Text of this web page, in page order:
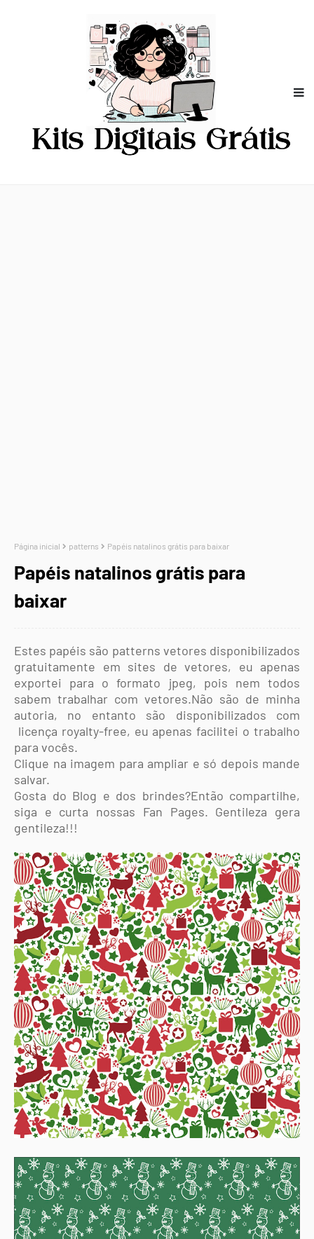
Página inicial patterns Papéis natalinos grátis para baixar
Papéis natalinos grátis para
baixar
Estes papéis são patterns vetores disponibilizados
gratuitamente em sites de vetores, eu apenas
exportei para o formato jpeg, pois nem todos
sabem trabalhar com vetores.Não são de minha
autoria, no entanto são disponibilizados com
licença royalty-free, eu apenas facilitei o trabalho
para vocês.
Clique na imagem para ampliar e só depois mande
salvar.
Gosta do Blog e dos brindes?Então compartilhe,
siga e curta nossas Fan Pages. Gentileza gera
gentileza!!!